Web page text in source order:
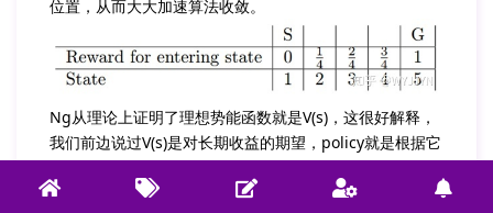
位置，从而大大加速算法收敛。
Ng从理论上证明了理想势能函数就是V(s)，这很好解释，
我们前边说过V(s)是对长期收益的期望，policy就是根据它
优化的，如果一开始就把完美的V(s)提供给小车，那也就
不用学了。对小车到终点的应用而言，用小车当前位置与